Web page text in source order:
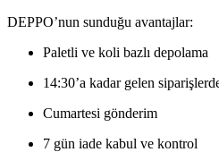
DEPPO’nun sunduğu avantajlar:
Paletli ve koli bazlı depolama
14:30’a kadar gelen
Cumartesi gönderim
7 gün iade kabul ve kontrol